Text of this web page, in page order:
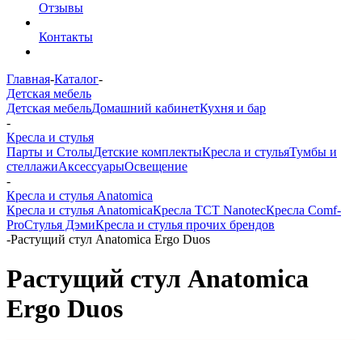
Отзывы
Контакты
Главная-Каталог-
Детская мебель
Детская мебельДомашний кабинетКухня и бар
-
Кресла и стулья
Парты и СтолыДетские комплектыКресла и стульяТумбы и
стеллажиАксессуарыОсвещение
-
Кресла и стулья Anatomica
Кресла и стулья AnatomicaКресла TCT NanotecКресла Comf-
ProСтулья ДэмиКресла и стулья прочих брендов
-Растущий стул Anatomica Ergo Duos
Растущий стул Anatomica
Ergo Duos